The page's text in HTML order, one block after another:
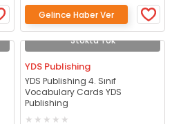
Gelince Haber Ver
Stokta Yok
YDS Publishing
YDS Publishing 4. Sınıf
Vocabulary Cards YDS
Publishing